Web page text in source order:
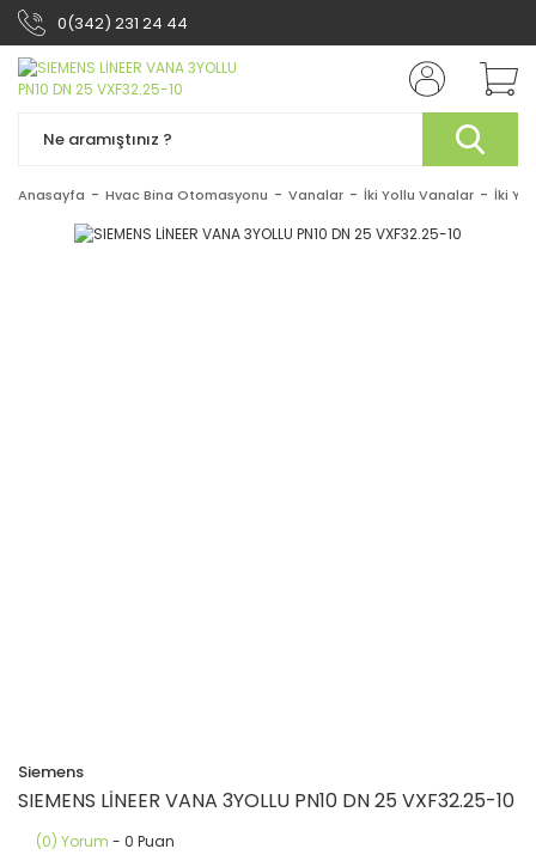
0(342) 231 24 44
Anasayfa Hvac Bina Otomasyonu Vanalar İki Yollu Vanalar İki
Siemens
SIEMENS LİNEER VANA 3YOLLU PN10 DN 25 VXF32.25-10
(0) Yorum - 0 Puan